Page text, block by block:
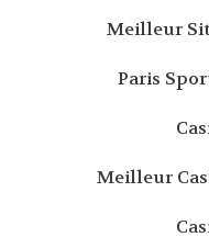
Meilleur
Paris
Meilleur